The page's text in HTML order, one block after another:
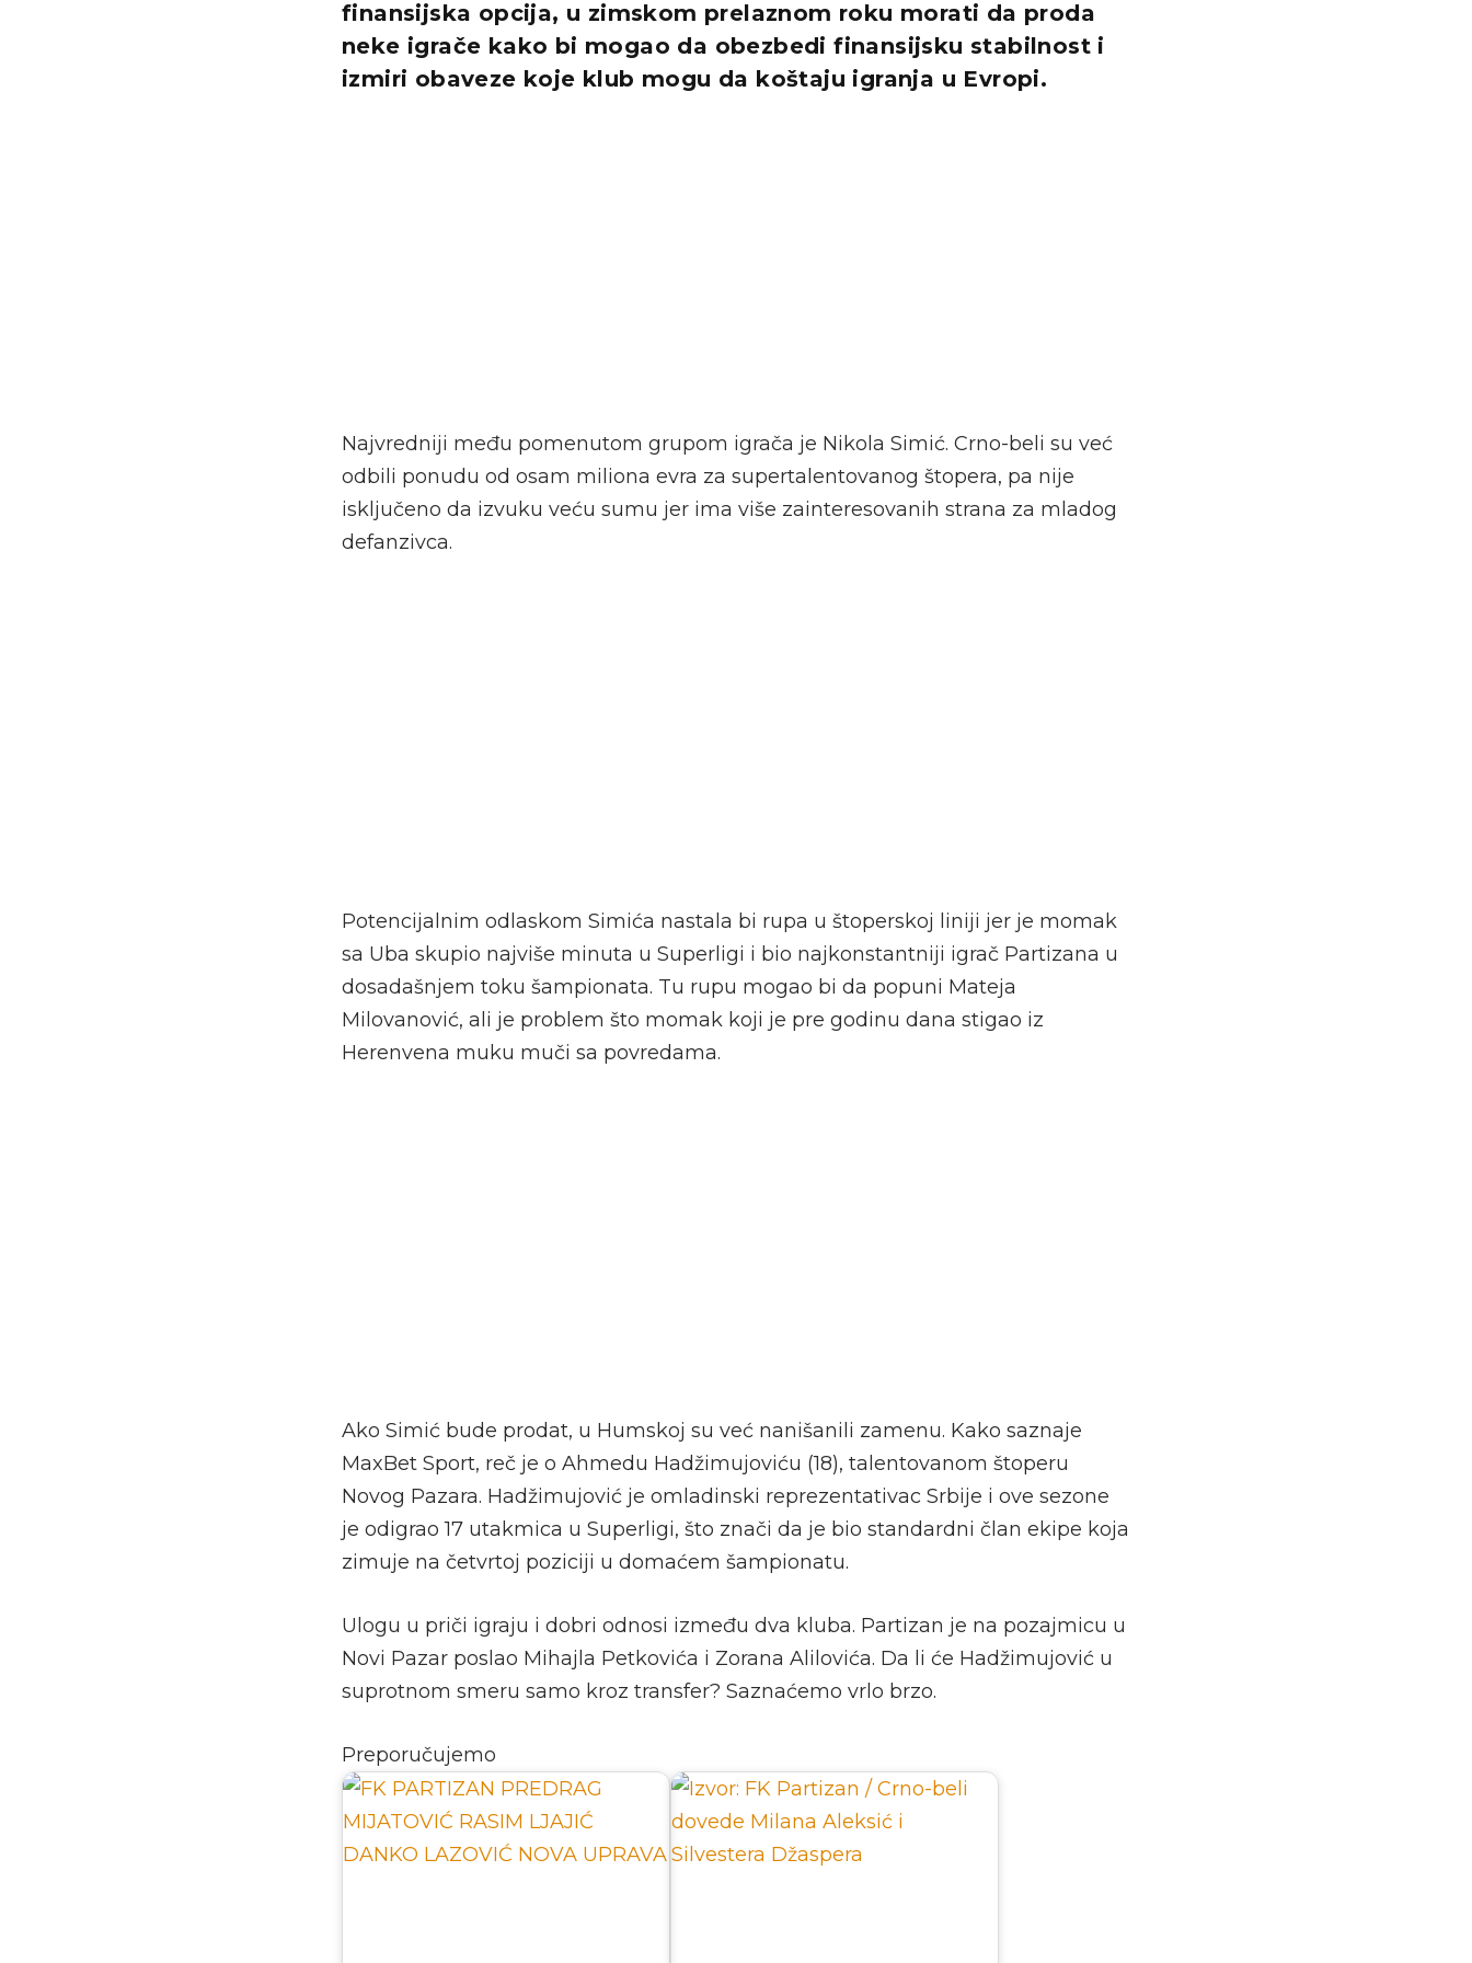
finansijska opcija, u zimskom prelaznom roku morati da proda
neke igrače kako bi mogao da obezbedi finansijsku stabilnost i
izmiri obaveze koje klub mogu da koštaju igranja u Evropi.
Najvredniji među pomenutom grupom igrača je Nikola Simić. Crno-beli su već
odbili ponudu od osam miliona evra za supertalentovanog štopera, pa nije
isključeno da izvuku veću sumu jer ima više zainteresovanih strana za mladog
defanzivca.
Potencijalnim odlaskom Simića nastala bi rupa u štoperskoj liniji jer je momak
sa Uba skupio najviše minuta u Superligi i bio najkonstantniji igrač Partizana u
dosadašnjem toku šampionata. Tu rupu mogao bi da popuni Mateja
Milovanović, ali je problem što momak koji je pre godinu dana stigao iz
Herenvena muku muči sa povredama.
Ako Simić bude prodat, u Humskoj su već nanišanili zamenu. Kako saznaje
MaxBet Sport, reč je o Ahmedu Hadžimujoviću (18), talentovanom štoperu
Novog Pazara. Hadžimujović je omladinski reprezentativac Srbije i ove sezone
je odigrao 17 utakmica u Superligi, što znači da je bio standardni član ekipe koja
zimuje na četvrtoj poziciji u domaćem šampionatu.
Ulogu u priči igraju i dobri odnosi između dva kluba. Partizan je na pozajmicu u
Novi Pazar poslao Mihajla Petkovića i Zorana Alilovića. Da li će Hadžimujović u
suprotnom smeru samo kroz transfer? Saznaćemo vrlo brzo.
Preporučujemo